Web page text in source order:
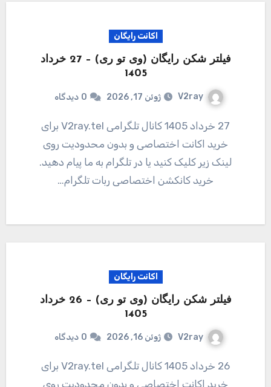
اکانت رایگان
فیلتر شکن رایگان (وی تو ری) – 27 خرداد
1405
V2ray ژوئن 17, 2026 0 دیدگاه
27 خرداد 1405 کانال تلگرامی V2ray.tel برای
خرید اکانت اختصاصی و بدون محدودیت روی
لینک زیر کلیک کنید یا در تلگرام به ما پیام دهید.
خرید کانکشن اختصاصی ربات تلگرام…
اکانت رایگان
فیلتر شکن رایگان (وی تو ری) – 26 خرداد
1405
V2ray ژوئن 16, 2026 0 دیدگاه
26 خرداد 1405 کانال تلگرامی V2ray.tel برای
خرید اکانت اختصاصی و بدون محدودیت روی